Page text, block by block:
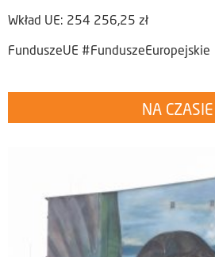
Wkład UE: 254 256,25 zł
FunduszeUE #FunduszeEuropejskie
NA CZASIE